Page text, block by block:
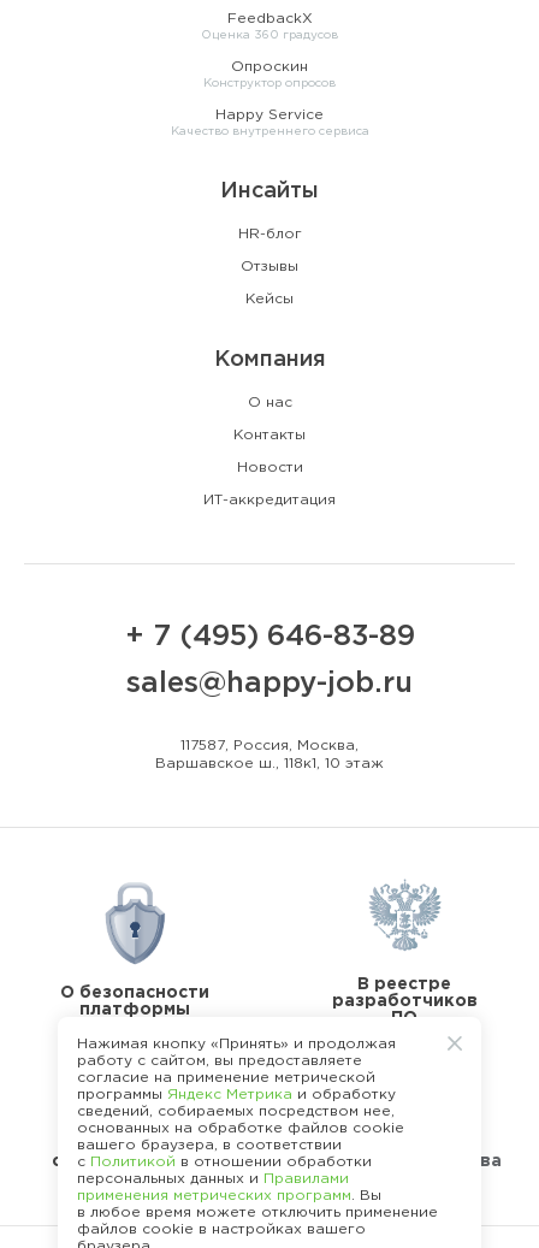
FeedbackX
Оценка 360 градусов
Опроскин
Конструктор опросов
Happy Service
Качество внутреннего сервиса
Инсайты
HR-блог
Отзывы
Кейсы
Компания
О нас
Контакты
Новости
ИТ-аккредитация
+ 7 (495) 646-83-89
sales@happy-job.ru
117587, Россия, Москва,
Варшавское ш., 118к1, 10 этаж
О безопасности
платформы
В реестре
разработчиков
ПО
В реестре
операторов перс.
данных
Стандарты качества
Нажимая кнопку «Принять» и продолжая
работу с сайтом, вы предоставляете
согласие на применение метрической
программы Яндекс Метрика и обработку
сведений, собираемых посредством нее,
основанных на обработке файлов cookie
вашего браузера, в соответствии
с Политикой в отношении обработки
персональных данных и
Правилами
применения метрических программ . Вы
в любое время можете отключить применение
файлов cookie в настройках вашего